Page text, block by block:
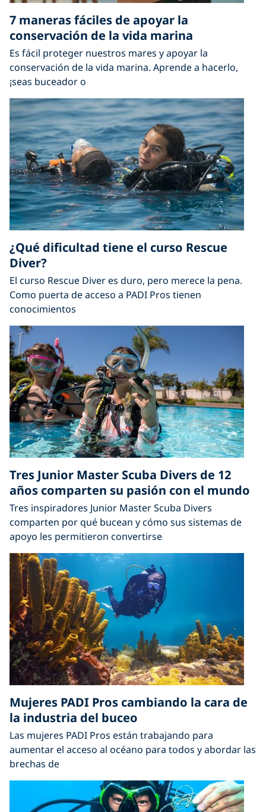
7 maneras fáciles de apoyar la
conservación de la vida marina
Es fácil proteger nuestros mares y apoyar la
conservación de la vida marina. Aprende a hacerlo,
¡seas buceador o
¿Qué dificultad tiene el curso Rescue
Diver?
El curso Rescue Diver es duro, pero merece la pena.
Como puerta de acceso a PADI Pros tienen
conocimientos
Tres Junior Master Scuba Divers de 12
años comparten su pasión con el mundo
Tres inspiradores Junior Master Scuba Divers
comparten por qué bucean y cómo sus sistemas de
apoyo les permitieron convertirse
Mujeres PADI Pros cambiando la cara de
la industria del buceo
Las mujeres PADI Pros están trabajando para
aumentar el acceso al océano para todos y abordar las
brechas de